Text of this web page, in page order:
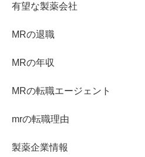
有望な製薬会社
MRの退職
MRの年収
MRの転職エージェント
mrの転職理由
製薬企業情報